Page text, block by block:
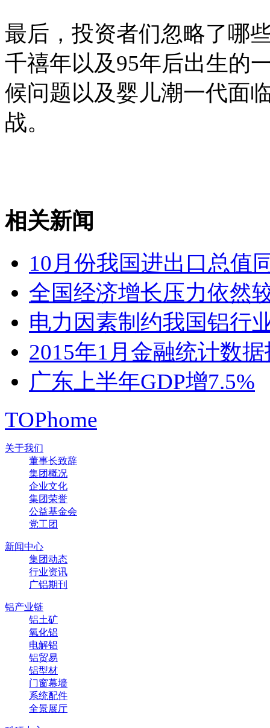
最后，投资者们忽略了哪
千禧年以及95年后出生的
候问题以及婴儿潮一代面
战。
相关新闻
10月份我国进出口总值
全国经济增长压力依然
电力因素制约我国铝行
2015年1月金融统计数
广东上半年GDP增7.5%
TOPhome
关于我们
董事长致辞
集团概况
企业文化
集团荣誉
公益基金会
党工团
新闻中心
集团动态
行业资讯
广铝期刊
铝产业链
铝土矿
氧化铝
电解铝
铝贸易
铝型材
门窗幕墙
系统配件
全景展厅